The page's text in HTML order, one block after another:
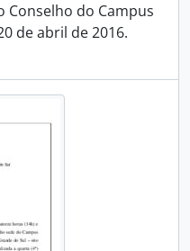
Conselho do Campus
de abril de 2016.